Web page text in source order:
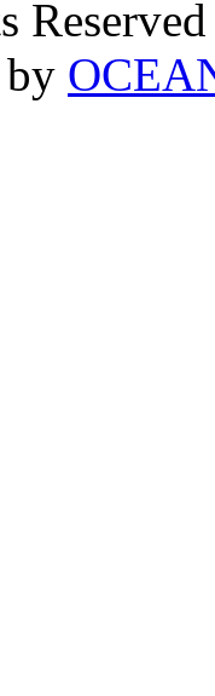
Reserved
by